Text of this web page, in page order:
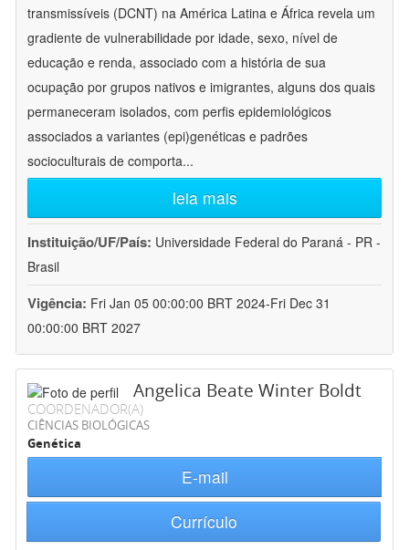
transmissíveis (DCNT) na América Latina e África revela um
gradiente de vulnerabilidade por idade, sexo, nível de
educação e renda, associado com a história de sua
ocupação por grupos nativos e imigrantes, alguns dos quais
permaneceram isolados, com perfis epidemiológicos
associados a variantes (epi)genéticas e padrões
socioculturais de comporta...
leia mais
Instituição/UF/País: Universidade Federal do Paraná - PR -
Brasil
Vigência: Fri Jan 05 00:00:00 BRT 2024-Fri Dec 31
00:00:00 BRT 2027
Angelica Beate Winter Boldt
COORDENADOR(A)
CIÊNCIAS BIOLÓGICAS
Genética
E-mail
Currículo